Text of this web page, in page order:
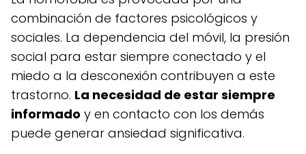
combinación de factores psicológicos y
sociales. La dependencia del móvil, la presión
social para estar siempre conectado y el
miedo a la desconexión contribuyen a este
trastorno. La necesidad de estar siempre
informado y en contacto con los demás
puede generar ansiedad significativa.